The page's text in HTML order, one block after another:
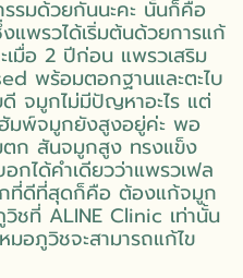
รมด้วยกันนะคะ นั้นก็คือ
แพรวได้เริ่มต้นด้วยการแก้
เมื่อ 2 ปีก่อน แพรวเสริม
พร้อมตอกฐานและตะไบ
จมูกไม่มีปัญหาอะไร แต่
มพ์จมูกยังสูงอยู่ค่ะ พอ
ตก สันจมูกสูง ทรงแข็ง
กได้คำเดียวว่าแพรวเฟล
ที่ดีที่สุดก็คือ ต้องแก้จมูก
ที่ ALINE Clinic เท่านั้น
มอภูวิชจะสามารถแก้ไข